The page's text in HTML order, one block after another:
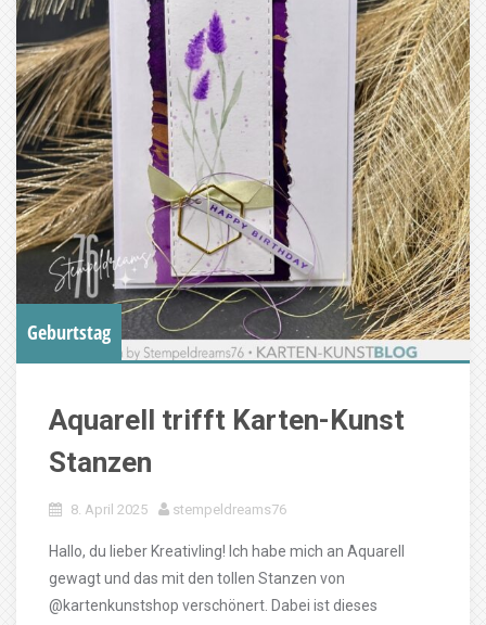
Geburtstag
Aquarell trifft Karten-Kunst
Stanzen
8. April 2025 stempeldreams76
Hallo, du lieber Kreativling! Ich habe mich an Aquarell
gewagt und das mit den tollen Stanzen von
@kartenkunstshop verschönert. Dabei ist dieses